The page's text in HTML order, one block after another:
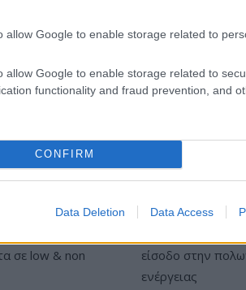
allow Google to enable storage related to
allow Google to enable storage related to
functionality and fraud prevention, and
CONFIRM
Data Deletion Data Access